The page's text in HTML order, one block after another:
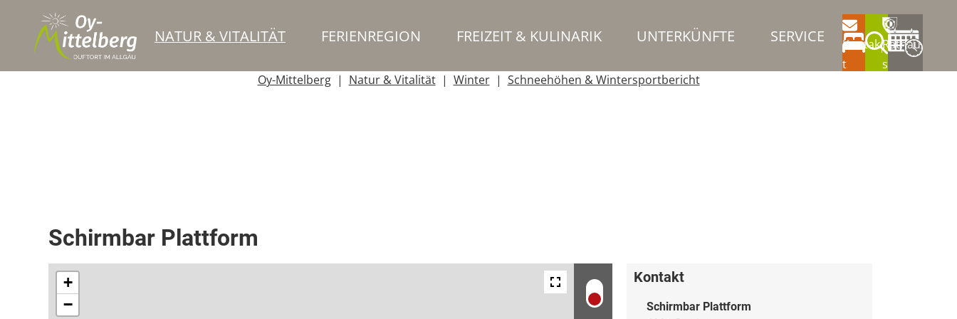
NATUR & VITALITÄT FERIENREGION FREIZEIT & KULINARIK UNTERKÜNFTE SERVICE
Kontak
t
Rathau
s
Oy-Mittelberg
Natur & Vitalität Winter Schneehöhen & Wintersportbericht
Schirmbar Plattform
Kontakt
Schirmbar Plattform